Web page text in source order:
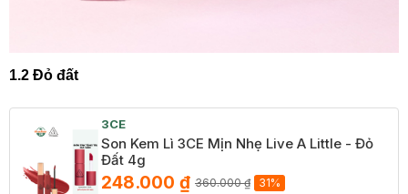
1.2 Đỏ đất
3CE
Son Kem Lì 3CE Mịn Nhẹ Live A Little - Đỏ
Đất 4g
248.000 ₫ 360.000 ₫ 31%